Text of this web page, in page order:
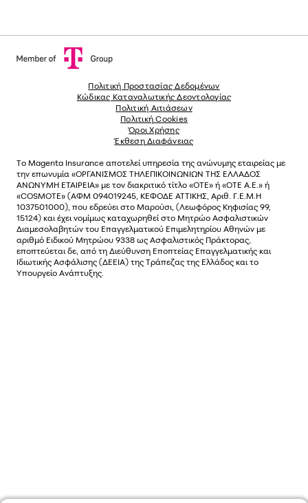
Πολιτική Προστασίας Δεδομένων
Κώδικας Καταναλωτικής Δεοντολογίας
Πολιτική Αιτιάσεων
Πολιτική Cookies
Όροι Χρήσης
Έκθεση Διαφάνειας
Το Magenta Insurance αποτελεί υπηρεσία της ανώνυµης εταιρείας µε
την επωνυµία «ΟΡΓΑΝΙΣΜΟΣ ΤΗΛΕΠΙΚΟΙΝΩΝΙΩΝ ΤΗΣ ΕΛΛΑΔΟΣ
ΑΝΩΝΥΜΗ ΕΤΑΙΡΕΙΑ» µε τον διακριτικό τίτλο «OTE» ή «ΟΤΕ Α.Ε.» ή
«COSMOTE» (ΑΦΜ 094019245, ΚΕΦΟΔΕ ΑΤΤΙΚΗΣ, Αριθ. Γ.Ε.Μ.Η
1037501000), που εδρεύει στο Μαρούσι, (Λεωφόρος Κηφισίας 99,
15124) και έχει νοµίµως καταχωρηθεί στο Μητρώο Ασφαλιστικών
Διαµεσολαβητών του Επαγγελµατικού Επιµελητηρίου Αθηνών µε
αριθµό Ειδικού Μητρώου 9338 ως Ασφαλιστικός Πράκτορας,
εποπτεύεται δε, από τη Διεύθυνση Εποπτείας Επαγγελματικής και
Ιδιωτικής Ασφάλισης (ΔΕΕΙΑ) της Τράπεζας της Ελλάδος και το
Υπουργείο Ανάπτυξης.